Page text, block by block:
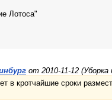
Лотоса"
от 2010-11-12
в кротчайшие сроки